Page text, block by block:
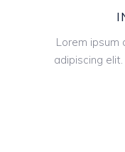
Lorem
adipiscing